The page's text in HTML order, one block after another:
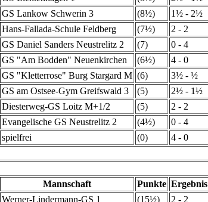
GS Lankow Schwerin 3 (8½)
1½ - 2½
Hans-Fallada-Schule Feldberg (7½)
2 - 2
GS Daniel Sanders Neustrelitz 2 (7)
0 - 4
GS "Am Bodden" Neuenkirchen (6½)
4 - 0
GS "Kletterrose" Burg Stargard M (6)
3½ - ½
GS am Ostsee-Gym Greifswald 3 (5)
2½ - 1½
Diesterweg-GS Loitz M+1/2 (5)
2 - 2
Evangelische GS Neustrelitz 2 (4½)
0 - 4
spielfrei (0) 4 - 0
Mannschaft Punkte Ergebnis
Werner-Lindermann-GS 1 (15½)
2 - 2